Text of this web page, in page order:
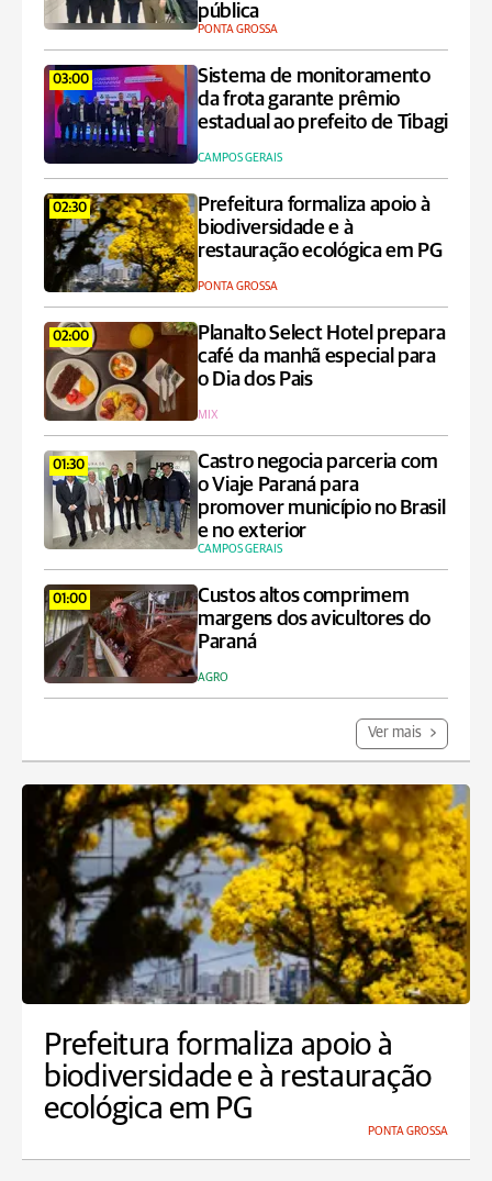
pública
PONTA GROSSA
03:00
Sistema de monitoramento
da frota garante prêmio
estadual ao prefeito de Tibagi
CAMPOS GERAIS
02:30
Prefeitura formaliza apoio à
biodiversidade e à
restauração ecológica em PG
PONTA GROSSA
02:00
Planalto Select Hotel prepara
café da manhã especial para
o Dia dos Pais
MIX
01:30
Castro negocia parceria com
o Viaje Paraná para
promover município no Brasil
e no exterior
CAMPOS GERAIS
01:00
Custos altos comprimem
margens dos avicultores do
Paraná
AGRO
Ver mais
Prefeitura formaliza apoio à
biodiversidade e à restauração
ecológica em PG
PONTA GROSSA